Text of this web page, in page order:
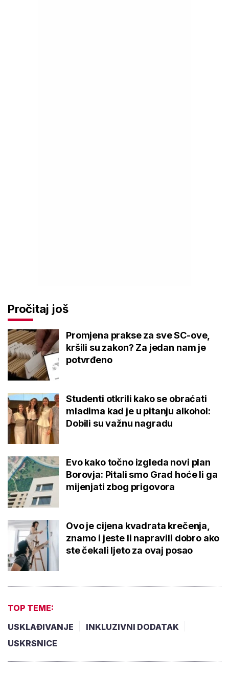
Pročitaj još
Promjena prakse za sve SC-ove,
kršili su zakon? Za jedan nam je
potvrđeno
Studenti otkrili kako se obraćati
mladima kad je u pitanju alkohol:
Dobili su važnu nagradu
Evo kako točno izgleda novi plan
Borovja: Pitali smo Grad hoće li ga
mijenjati zbog prigovora
Ovo je cijena kvadrata krečenja,
znamo i jeste li napravili dobro ako
ste čekali ljeto za ovaj posao
TOP TEME:
USKLAĐIVANJE
INKLUZIVNI DODATAK
USKRSNICE